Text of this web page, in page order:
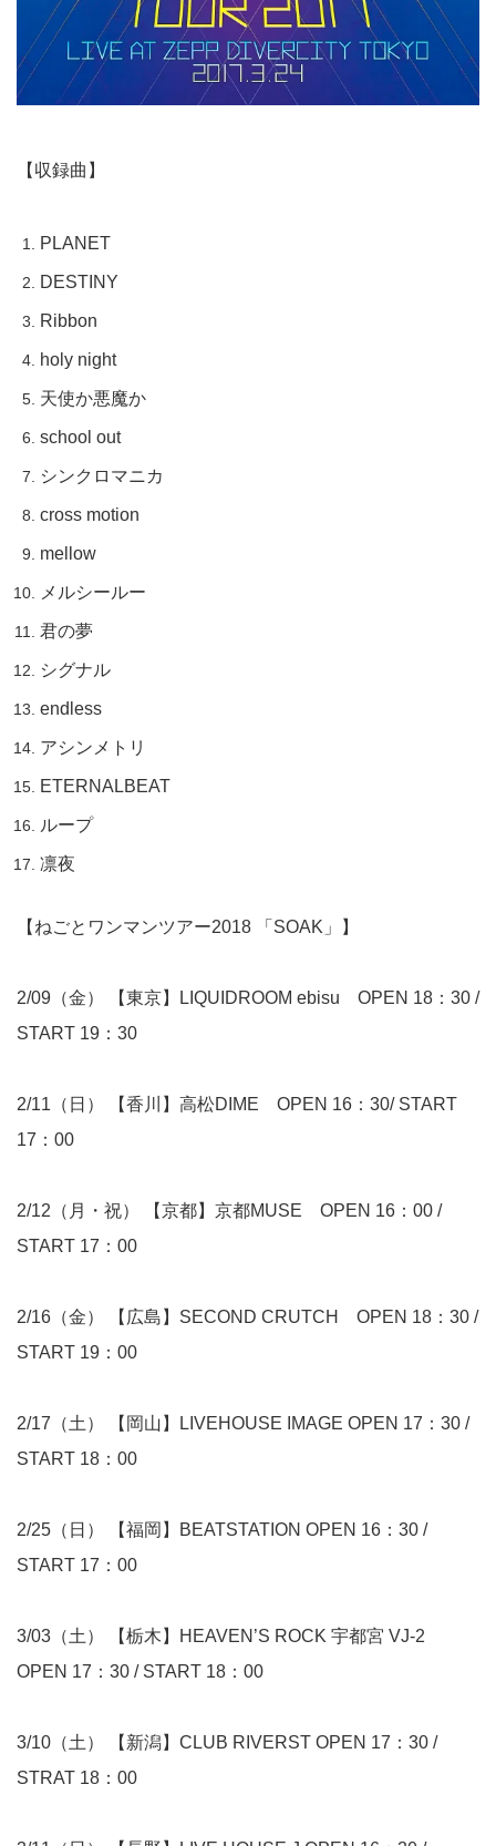
【収録曲】
PLANET
DESTINY
Ribbon
holy night
天使か悪魔か
school out
シンクロマニカ
cross motion
mellow
メルシールー
君の夢
シグナル
endless
アシンメトリ
ETERNALBEAT
ループ
凛夜
【ねごとワンマンツアー2018 「SOAK」】
2/09（金） 【東京】LIQUIDROOM ebisu OPEN 18：30 /
START 19：30
2/11（日） 【香川】高松DIME OPEN 16：30/ START
17：00
2/12（月・祝） 【京都】京都MUSE OPEN 16：00 /
START 17：00
2/16（金） 【広島】SECOND CRUTCH OPEN 18：30 /
START 19：00
2/17（土） 【岡山】LIVEHOUSE IMAGE OPEN 17：30 /
START 18：00
2/25（日） 【福岡】BEATSTATION OPEN 16：30 /
START 17：00
3/03（土） 【栃木】HEAVEN’S ROCK 宇都宮 VJ-2
OPEN 17：30 / START 18：00
3/10（土） 【新潟】CLUB RIVERST OPEN 17：30 /
STRAT 18：00